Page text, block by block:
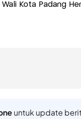
Kota Padang
untuk update